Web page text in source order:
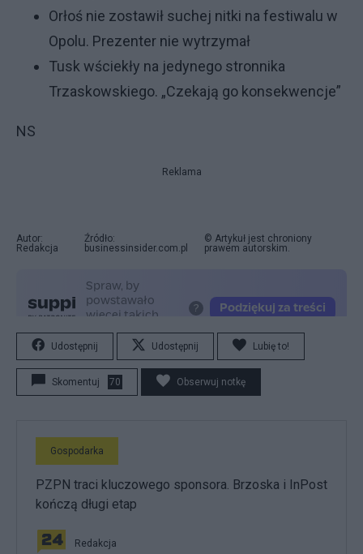
Orłoś nie zostawił suchej nitki na festiwalu w
Opolu. Prezenter nie wytrzymał
Tusk wściekły na jedynego stronnika
Trzaskowskiego. „Czekają go konsekwencje”
NS
Reklama
Autor:
Redakcja
Źródło:
businessinsider.com.pl
© Artykuł jest chroniony
prawem autorskim.
Udostępnij Udostępnij Lubię to!
Skomentuj 70 Obserwuj notkę
Gospodarka
PZPN traci kluczowego sponsora. Brzoska i InPost
kończą długi etap
Redakcja